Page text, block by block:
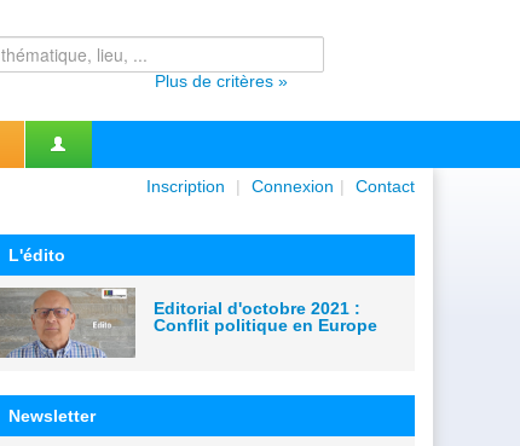
Plus de critères »
Inscription | Connexion | Contact
L'édito
Editorial d'octobre 2021 :
Conflit politique en Europe
Newsletter